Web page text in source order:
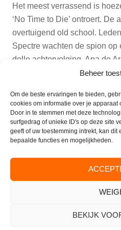
Beheer
Om de beste ervaringen te bieden,
cookies om informatie over je apparaat
Door in te stemmen met deze
surfgedrag of unieke ID's op deze site
geeft of uw toestemming intrekt, kan
bepaalde functies en mogelijkheden.
BEKIJK
Het meest verrassend is
‘No Time to Die’ ontroert.
overtuigend old school.
Spectre wachten de spion op
dolle achtervolging. Ana de
Cubaanse cocktailparty de
de liefde, Madeleine Swann
geheimagent 007 om de
‘The mission that changes
voor
betalen een bijdrage van €
koffie en thee voor u klaar.